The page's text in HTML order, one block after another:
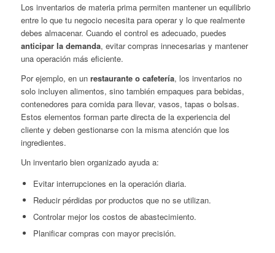
Los inventarios de materia prima permiten mantener un equilibrio
entre lo que tu negocio necesita para operar y lo que realmente
debes almacenar. Cuando el control es adecuado, puedes
anticipar la demanda, evitar compras innecesarias y mantener
una operación más eficiente.
Por ejemplo, en un restaurante o cafetería, los inventarios no
solo incluyen alimentos, sino también empaques para bebidas,
contenedores para comida para llevar, vasos, tapas o bolsas.
Estos elementos forman parte directa de la experiencia del
cliente y deben gestionarse con la misma atención que los
ingredientes.
Un inventario bien organizado ayuda a:
Evitar interrupciones en la operación diaria.
Reducir pérdidas por productos que no se utilizan.
Controlar mejor los costos de abastecimiento.
Planificar compras con mayor precisión.